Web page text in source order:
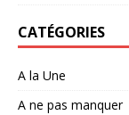
CATÉGORIES
A la Une
A ne pas manquer